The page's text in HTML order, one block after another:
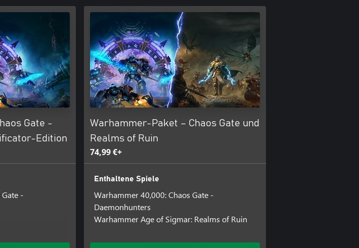
Gate -
Edition
-
-
Warhammer-Paket – Chaos Gate und
Realms of Ruin
74,99 €+
Enthaltene Spiele
Warhammer 40,000: Chaos Gate -
Daemonhunters
Warhammer Age of Sigmar: Realms of Ruin